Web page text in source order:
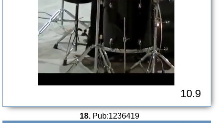
10.9
18. Pub:1236419